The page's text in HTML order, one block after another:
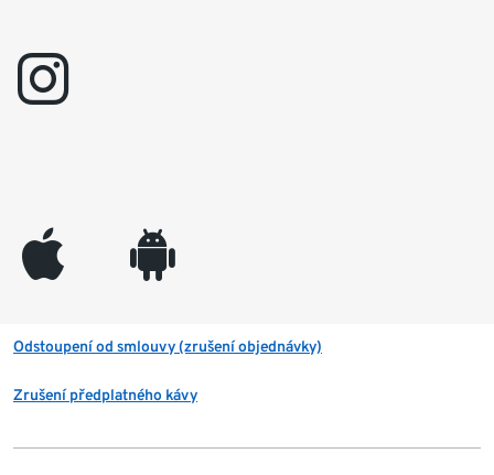
instagram
appleinc android
Odstoupení od smlouvy (zrušení objednávky)
Zrušení předplatného kávy